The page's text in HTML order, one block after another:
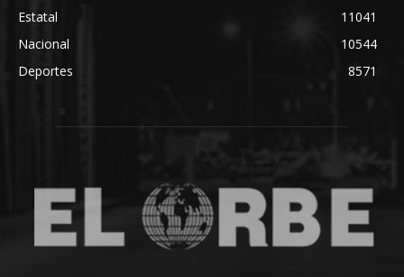
Estatal
11041
Nacional
10544
Deportes
8571